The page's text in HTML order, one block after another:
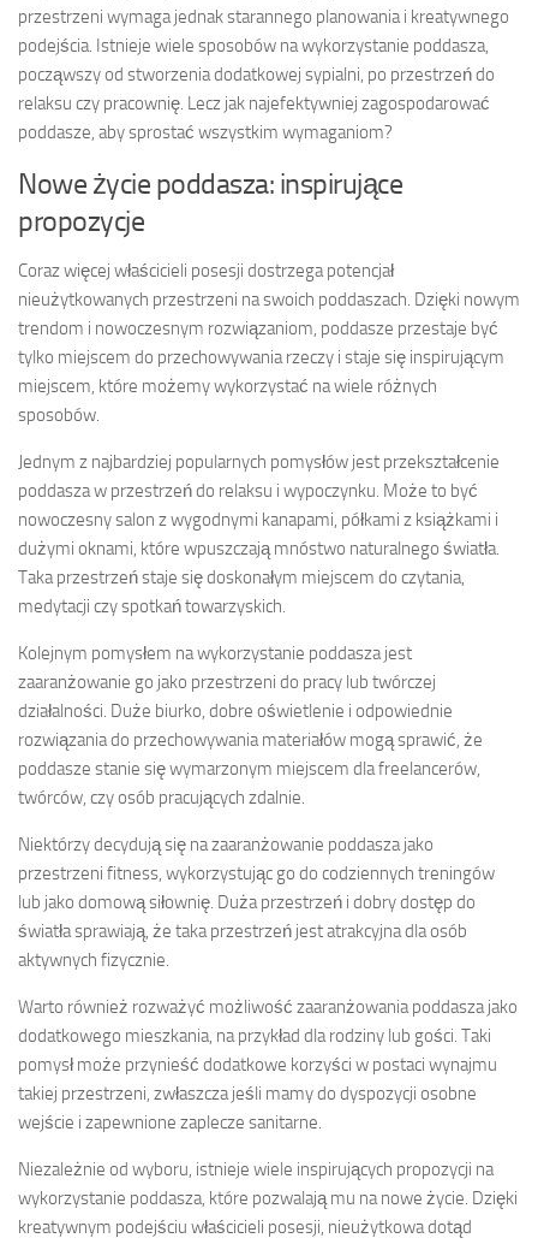
przestrzeni wymaga jednak starannego planowania i kreatywnego
podejścia. Istnieje wiele sposobów na wykorzystanie poddasza,
począwszy od stworzenia dodatkowej sypialni, po przestrzeń do
relaksu czy pracownię. Lecz jak najefektywniej zagospodarować
poddasze, aby sprostać wszystkim wymaganiom?
Nowe życie poddasza: inspirujące
propozycje
Coraz więcej właścicieli posesji dostrzega potencjał
nieużytkowanych przestrzeni na swoich poddaszach. Dzięki nowym
trendom i nowoczesnym rozwiązaniom, poddasze przestaje być
tylko miejscem do przechowywania rzeczy i staje się inspirującym
miejscem, które możemy wykorzystać na wiele różnych
sposobów.
Jednym z najbardziej popularnych pomysłów jest przekształcenie
poddasza w przestrzeń do relaksu i wypoczynku. Może to być
nowoczesny salon z wygodnymi kanapami, półkami z książkami i
dużymi oknami, które wpuszczają mnóstwo naturalnego światła.
Taka przestrzeń staje się doskonałym miejscem do czytania,
medytacji czy spotkań towarzyskich.
Kolejnym pomysłem na wykorzystanie poddasza jest
zaaranżowanie go jako przestrzeni do pracy lub twórczej
działalności. Duże biurko, dobre oświetlenie i odpowiednie
rozwiązania do przechowywania materiałów mogą sprawić, że
poddasze stanie się wymarzonym miejscem dla freelancerów,
twórców, czy osób pracujących zdalnie.
Niektórzy decydują się na zaaranżowanie poddasza jako
przestrzeni fitness, wykorzystując go do codziennych treningów
lub jako domową siłownię. Duża przestrzeń i dobry dostęp do
światła sprawiają, że taka przestrzeń jest atrakcyjna dla osób
aktywnych fizycznie.
Warto również rozważyć możliwość zaaranżowania poddasza jako
dodatkowego mieszkania, na przykład dla rodziny lub gości. Taki
pomysł może przynieść dodatkowe korzyści w postaci wynajmu
takiej przestrzeni, zwłaszcza jeśli mamy do dyspozycji osobne
wejście i zapewnione zaplecze sanitarne.
Niezależnie od wyboru, istnieje wiele inspirujących propozycji na
wykorzystanie poddasza, które pozwalają mu na nowe życie. Dzięki
kreatywnym podejściu właścicieli posesji, nieużytkowa dotąd